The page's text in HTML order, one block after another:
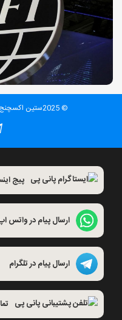
© 2025ستین اکسچنج - تمامی حقوق محفوظ می باشد.
پیج
ارسال پیام در واتس
ارسال پیام در تلگرام